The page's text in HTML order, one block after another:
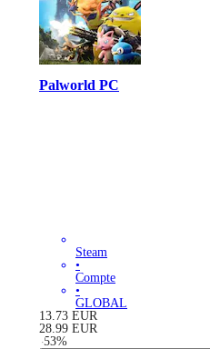
Palworld PC
Steam
•
Compte
•
GLOBAL
13.73 EUR
28.99 EUR
-53%